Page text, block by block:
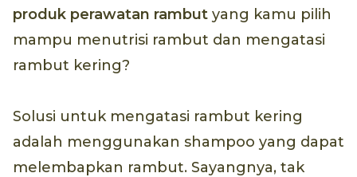
produk perawatan rambut yang kamu pilih
mampu menutrisi rambut dan mengatasi
rambut kering?
Solusi untuk mengatasi rambut kering
adalah menggunakan shampoo yang dapat
melembapkan rambut. Sayangnya, tak